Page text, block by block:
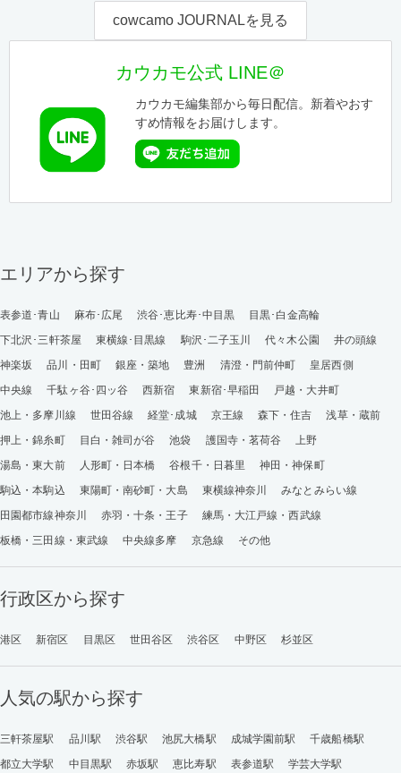
cowcamo JOURNALを見る
カウカモ公式 LINE＠
カウカモ編集部から毎日配信。新着やおす
すめ情報をお届けします。
エリアから探す
表参道･青山 麻布･広尾 渋谷･恵比寿･中目黒
目黒･白金高輪
下北沢･三軒茶屋
東横線･目黒線 駒沢･二子玉川 代々木公園
井の頭線
神楽坂
品川・田町 銀座・築地 豊洲 清澄・門前仲町
皇居西側
中央線
千駄ヶ谷･四ッ谷 西新宿 東新宿･早稲田
戸越・大井町
池上・多摩川線
世田谷線 経堂･成城 京王線 森下・住吉
浅草・蔵前
押上・錦糸町
目白・雑司が谷 池袋 護国寺・茗荷谷
上野
湯島・東大前
人形町・日本橋 谷根千・日暮里
神田・神保町
駒込・本駒込
東陽町・南砂町・大島 東横線神奈川
みなとみらい線
田園都市線神奈川
赤羽・十条・王子
練馬・大江戸線・西武線
板橋・三田線・東武線
中央線多摩 京急線 その他
行政区から探す
港区 新宿区 目黒区 世田谷区 渋谷区 中野区 杉並区
人気の駅から探す
三軒茶屋駅 品川駅 渋谷駅 池尻大橋駅 成城学園前駅
千歳船橋駅
都立大学駅
中目黒駅 赤坂駅 恵比寿駅 表参道駅
学芸大学駅